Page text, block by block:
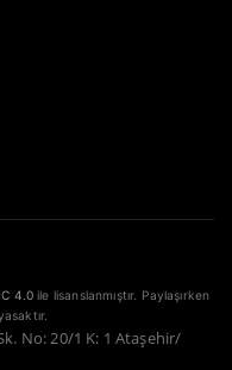
4.0 ile lisanslanmıştır. Paylaşırken
No: 20/1 K: 1 Ataşehir/